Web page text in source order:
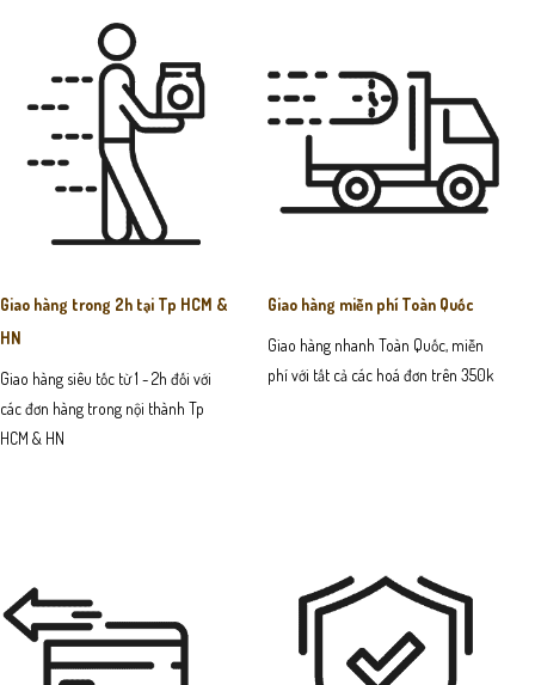
Giao hàng trong 2h tại Tp HCM &
HN
Giao hàng siêu tốc từ 1 - 2h đối với
các đơn hàng trong nội thành Tp
HCM & HN
Giao hàng miễn phí Toàn Quốc
Giao hàng nhanh Toàn Quốc, miễn
phí với tất cả các hoá đơn trên 350k